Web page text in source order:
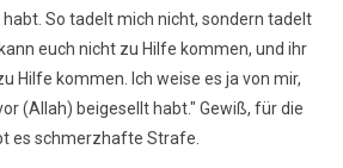
So tadelt mich nicht, sondern tadelt
euch nicht zu Hilfe kommen, und ihr
Hilfe kommen. Ich weise es ja von mir,
(Allah) beigesellt habt." Gewiß, für die
es schmerzhafte Strafe.